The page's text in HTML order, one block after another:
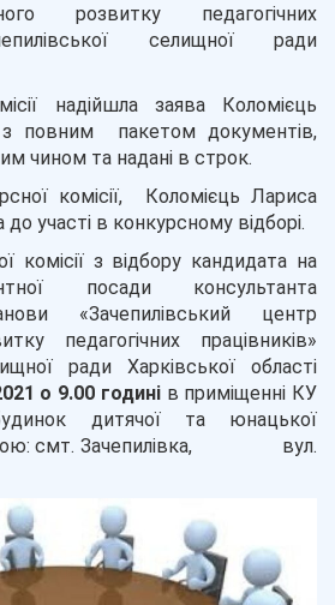
розвитку педагогічних
селищної ради
надійшла заява Коломієць
з повним пакетом документів,
чином та надані в строк.
комісії, Коломієць Лариса
участі в конкурсному відборі.
комісії з відбору кандидата на
посади консультанта
«Зачепилівський центр
педагогічних працівників»
ради Харківської області
о 9.00 годинів приміщенні КУ
дитячої та юнацької
смт. Зачепилівка, вул.